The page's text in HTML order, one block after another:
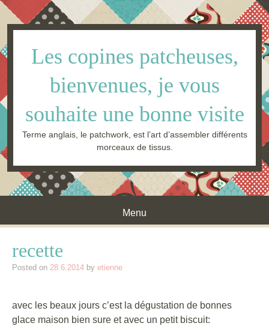
Les copines patcheuses,
bienvenues, je vous
souhaite une bonne visite
Terme anglais, le patchwork, est l’art d’assembler différents
morceaux de tissus.
Menu
recette
Posted on 28.6.2014 by etienne
avec les beaux jours c’est la dégustation de bonnes
glace maison bien sure et avec un petit biscuit: